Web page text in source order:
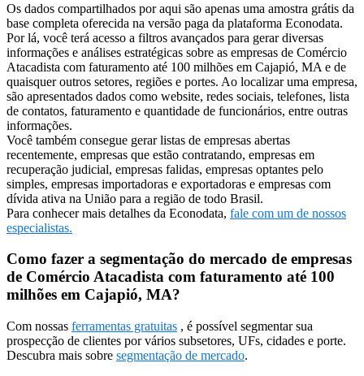
Os dados compartilhados por aqui são apenas uma amostra grátis da
base completa oferecida na versão paga da plataforma Econodata.
Por lá, você terá acesso a filtros avançados para gerar diversas
informações e análises estratégicas sobre as empresas de Comércio
Atacadista com faturamento até 100 milhões em Cajapió, MA e de
quaisquer outros setores, regiões e portes. Ao localizar uma empresa,
são apresentados dados como website, redes sociais, telefones, lista
de contatos, faturamento e quantidade de funcionários, entre outras
informações.
Você também consegue gerar listas de empresas abertas
recentemente, empresas que estão contratando, empresas em
recuperação judicial, empresas falidas, empresas optantes pelo
simples, empresas importadoras e exportadoras e empresas com
dívida ativa na União para a região de todo Brasil.
Para conhecer mais detalhes da Econodata, fale com um de nossos
especialistas.
Como fazer a segmentação do mercado de empresas
de Comércio Atacadista com faturamento até 100
milhões em Cajapió, MA?
Com nossas ferramentas gratuitas , é possível segmentar sua
prospecção de clientes por vários subsetores, UFs, cidades e porte.
Descubra mais sobre segmentação de mercado.